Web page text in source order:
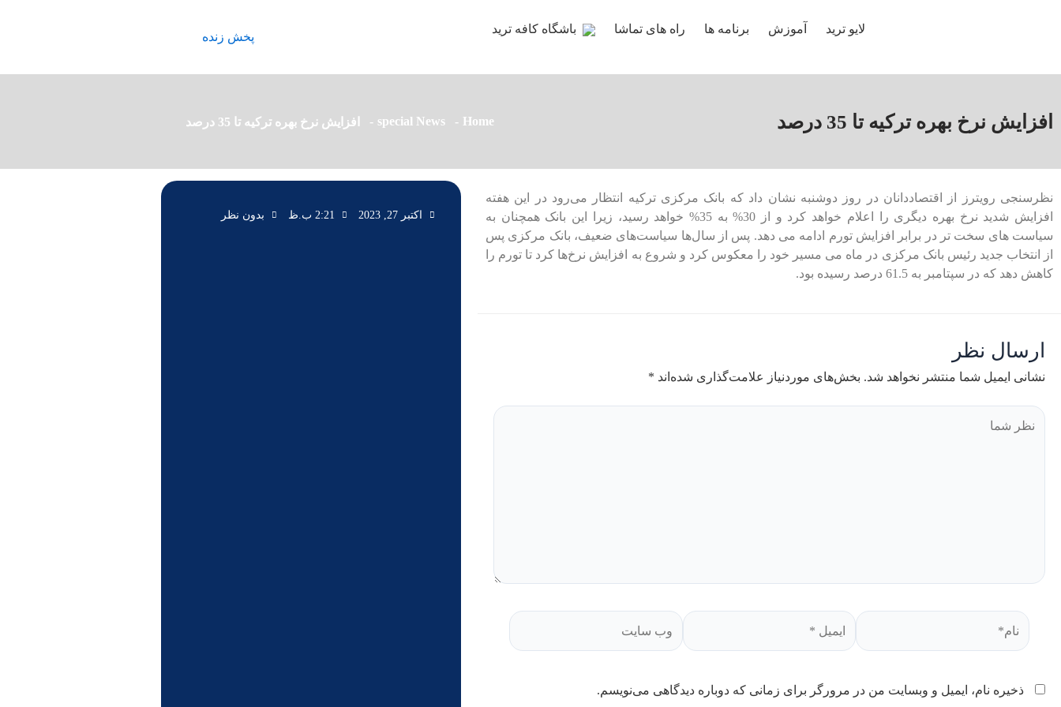
لایو ترید آموزش برنامه ها راه های تماشا باشگاه کافه ترید
پخش زنده
افزایش نرخ بهره ترکیه تا 35 درصد Home
special News افزایش نرخ بهره ترکیه تا 35 درصد
نظرسنجی رویترز از اقتصاددانان در روز دوشنبه نشان داد که بانک مرکزی ترکیه انتظار می‌رود در این هفته
افزایش شدید نرخ بهره دیگری را اعلام خواهد کرد و از 30% به 35% خواهد رسید، زیرا این بانک همچنان به
سیاست های سخت تر در برابر افزایش تورم ادامه می دهد. پس از سال‌ها سیاست‌های ضعیف، بانک مرکزی پس
از انتخاب جدید رئیس بانک مرکزی در ماه می مسیر خود را معکوس کرد و شروع به افزایش نرخ‌ها کرد تا تورم را
کاهش دهد که در سپتامبر به 61.5 درصد رسیده بود.
ارسال نظر
نشانی ایمیل شما منتشر نخواهد شد. بخش‌های موردنیاز علامت‌گذاری شده‌اند *
ذخیره نام، ایمیل و وبسایت من در مرورگر برای زمانی که دوباره دیدگاهی می‌نویسم.
اکتبر 27, 2023 2:21 ب.ظ بدون نظر